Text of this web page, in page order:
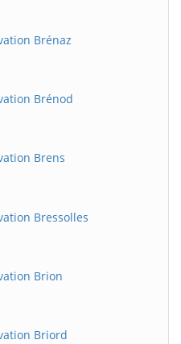
Brénaz
Brénod
Brens
Bressolles
Brion
Briord